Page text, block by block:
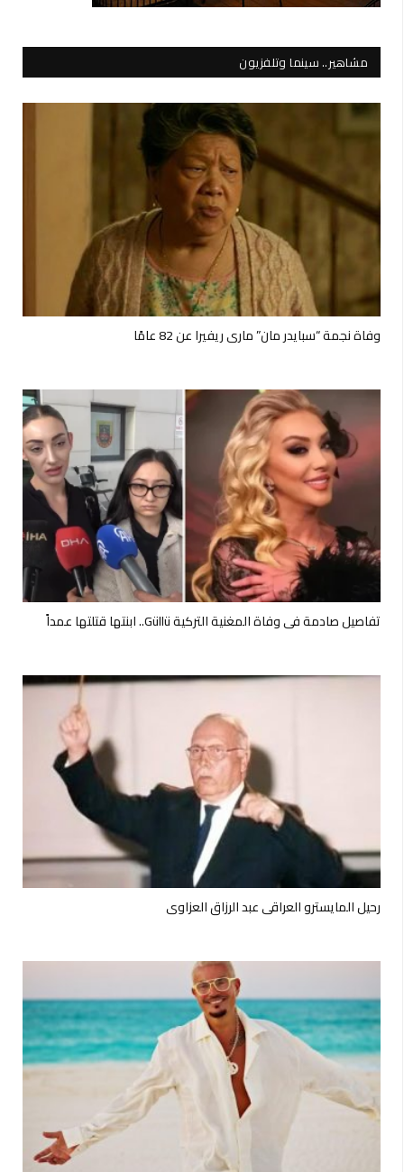
مشاهير.. سينما وتلفزيون
وفاة نجمة “سبايدر مان” ماري ريفيرا عن 82 عامًا
تفاصيل صادمة في وفاة المغنية التركية Güllü.. ابنتها قتلتها عمداً
رحيل المايسترو العراقي عبد الرزاق العزاوي